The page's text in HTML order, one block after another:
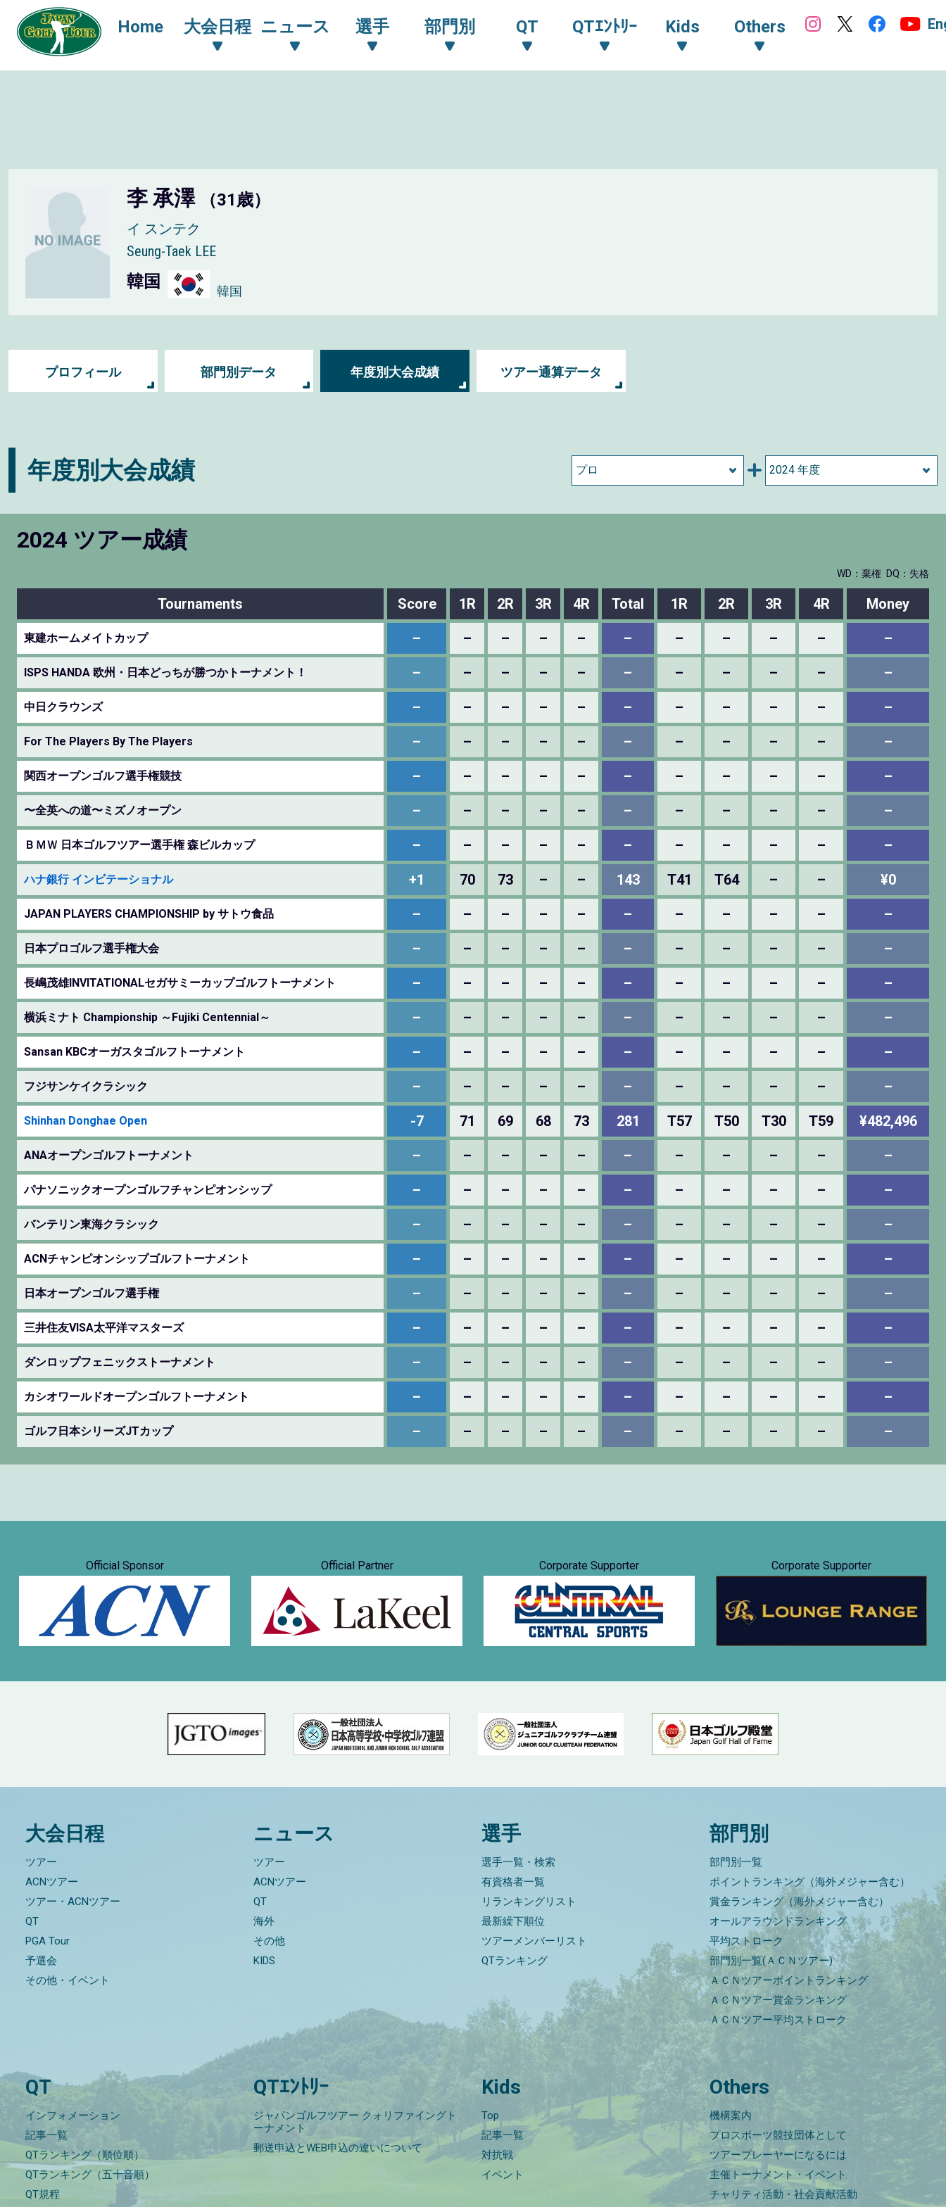
Home 大会日程 ニュース 選手 部門別 QT QTｴﾝﾄﾘｰ Kids Others
李 承澤 （31歳）
イ スンテク
Seung-Taek LEE
韓国 韓国
プロフィール 部門別データ 年度別大会成績 ツアー通算データ
年度別大会成績
2024 ツアー成績
WD：棄権 DQ：失格
Tournaments Score 1R 2R 3R 4R Total 1R 2R 3R 4R Money
東建ホームメイトカップ – – – – – – – – – – –
ISPS HANDA 欧州・日本どっちが勝つかトーナメント！ – – – – – – – – – – –
中日クラウンズ – – – – – – – – – – –
For The Players By The Players – – – – – – – – – – –
関西オープンゴルフ選手権競技 – – – – – – – – – – –
〜全英への道〜ミズノオープン – – – – – – – – – – –
ＢＭＷ 日本ゴルフツアー選手権 森ビルカップ – – – – – – – – – – –
ハナ銀行 インビテーショナル +1 70 73 – – 143 T41 T64 – – ¥0
JAPAN PLAYERS CHAMPIONSHIP by サトウ食品 – – – – – – – – – – –
日本プロゴルフ選手権大会 – – – – – – – – – – –
長嶋茂雄INVITATIONALセガサミーカップゴルフトーナメント – – – – – – – – – – –
横浜ミナト Championship ～Fujiki Centennial～ – – – – – – – – – – –
Sansan KBCオーガスタゴルフトーナメント – – – – – – – – – – –
フジサンケイクラシック – – – – – – – – – – –
Shinhan Donghae Open -7 71 69 68 73 281 T57 T50 T30 T59 ¥482,496
ANAオープンゴルフトーナメント – – – – – – – – – – –
パナソニックオープンゴルフチャンピオンシップ – – – – – – – – – – –
バンテリン東海クラシック – – – – – – – – – – –
ACNチャンピオンシップゴルフトーナメント – – – – – – – – – – –
日本オープンゴルフ選手権 – – – – – – – – – – –
三井住友VISA太平洋マスターズ – – – – – – – – – – –
ダンロップフェニックストーナメント – – – – – – – – – – –
カシオワールドオープンゴルフトーナメント – – – – – – – – – – –
ゴルフ日本シリーズJTカップ – – – – – – – – – – –
Official Sponsor Official Partner Corporate Supporter Corporate Supporter
大会日程
ツアー
ACNツアー
ツアー・ACNツアー
QT
PGA Tour
予選会
その他・イベント
ニュース
ツアー
ACNツアー
QT
海外
その他
KIDS
選手
選手一覧・検索
有資格者一覧
リランキングリスト
最新繰下順位
ツアーメンバーリスト
QTランキング
部門別
部門別一覧
ポイントランキング（海外メジャー含む）
賞金ランキング（海外メジャー含む）
オールアラウンドランキング
平均ストローク
部門別一覧(ＡＣＮツアー)
ＡＣＮツアーポイントランキング
ＡＣＮツアー賞金ランキング
ＡＣＮツアー平均ストローク
QT
インフォメーション
記事一覧
QTランキング（順位順）
QTランキング（五十音順）
QT規程
QTｴﾝﾄﾘｰ
ジャパンゴルフツアー クォリファイングト
ーナメント
郵送申込とWEB申込の違いについて
Kids
Top
記事一覧
対抗戦
イベント
Others
機構案内
プロスポーツ競技団体として
ツアープレーヤーになるには
主催トーナメント・イベント
チャリティ活動・社会貢献活動